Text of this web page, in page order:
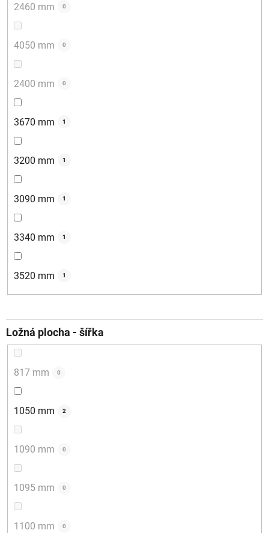
2460 mm 0
4050 mm 0
2400 mm 0
3670 mm 1
3200 mm 1
3090 mm 1
3340 mm 1
3520 mm 1
Ložná plocha - šířka
817 mm 0
1050 mm 2
1090 mm 0
1095 mm 0
1100 mm 0